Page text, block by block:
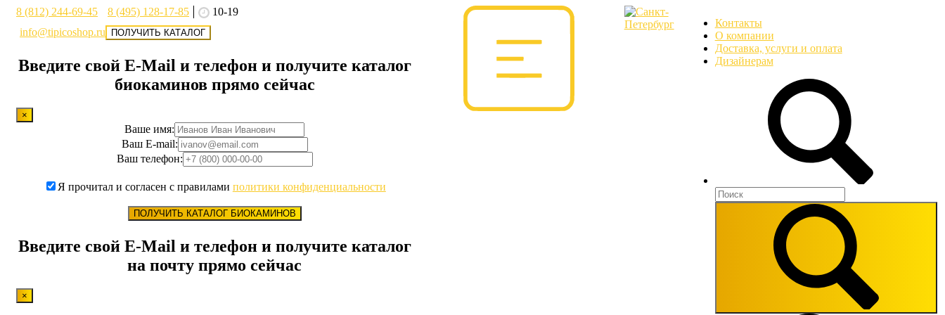
8 (812) 244-69-45 8 (495) 128-17-85
10-19
info@tipicoshop.ru
ПОЛУЧИТЬ КАТАЛОГ
Введите свой E-Mail и телефон и получите каталог
биокаминов прямо сейчас
×
Ваше имя:
Ваш E-mail:
Ваш телефон:
Я прочитал и согласен с правилами политики конфиденциальности
ПОЛУЧИТЬ КАТАЛОГ БИОКАМИНОВ
Введите свой E-Mail и телефон и получите каталог
на почту прямо сейчас
×
Контакты
О компании
Доставка, услуги и оплата
Дизайнерам